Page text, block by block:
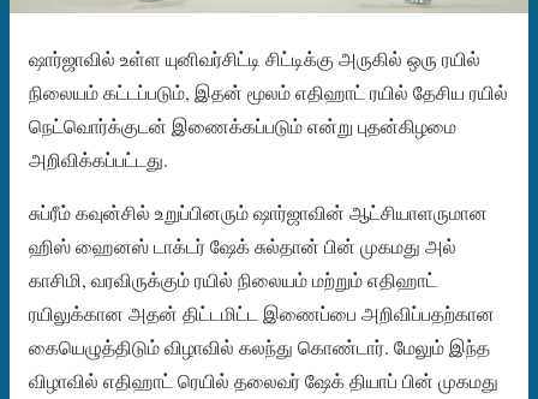
ஷார்ஜாவில் உள்ள யுனிவர்சிட்டி சிட்டிக்கு அருகில் ஒரு ரயில்
நிலையம் கட்டப்படும், இதன் மூலம் எதிஹாட் ரயில் தேசிய ரயில்
நெட்வொர்க்குடன் இணைக்கப்படும் என்று புதன்கிழமை
அறிவிக்கப்பட்டது.
சுப்ரீம் கவுன்சில் உறுப்பினரும் ஷார்ஜாவின் ஆட்சியாளருமான
ஹிஸ் ஹைனஸ் டாக்டர் ஷேக் சுல்தான் பின் முகமது அல்
காசிமி, வரவிருக்கும் ரயில் நிலையம் மற்றும் எதிஹாட்
ரயிலுக்கான அதன் திட்டமிட்ட இணைப்பை அறிவிப்பதற்கான
கையெழுத்திடும் விழாவில் கலந்து கொண்டார். மேலும் இந்த
விழாவில் எதிஹாட் ரெயில் தலைவர் ஷேக் தியாப் பின் முகமது